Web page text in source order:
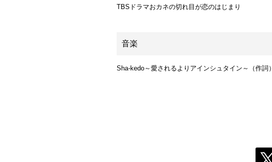
TBSドラマおカネの切れ目が恋のはじまり
音楽
Sha-kedo～愛されるよりアインシュタイン～（作詞）